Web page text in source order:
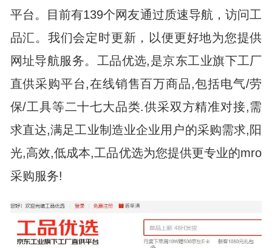
平台。目前有139个网友通过质速导航，访问工
品汇。我们会定时更新，以便更好地为您提供
网址导航服务。工品优选,是京东工业旗下工厂
直供采购平台,在线销售百万商品,包括电气/劳
保/工具等二十七大品类.供采双方精准对接,需
求直达,满足工业制造业企业用户的采购需求,阳
光,高效,低成本,工品优选为您提供更专业的mro
采购服务!